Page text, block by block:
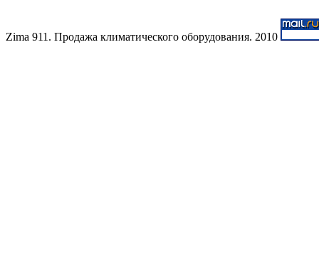
Zima 911. Продажа климатического оборудования. 2010